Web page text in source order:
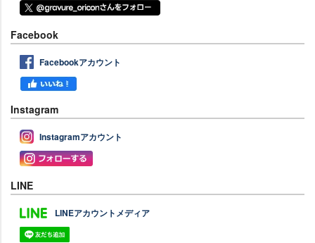
Facebook
Facebookアカウント
Instagram
Instagramアカウント
LINE
LINEアカウントメディア